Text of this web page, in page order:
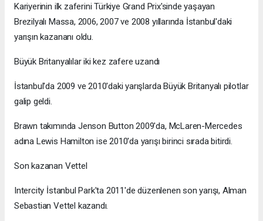
Kariyerinin ilk zaferini Türkiye Grand Prix'sinde yaşayan
Brezilyalı Massa, 2006, 2007 ve 2008 yıllarında İstanbul'daki
yarışın kazananı oldu.
Büyük Britanyalılar iki kez zafere uzandı
İstanbul'da 2009 ve 2010'daki yarışlarda Büyük Britanyalı pilotlar
galip geldi.
Brawn takımında Jenson Button 2009'da, McLaren-Mercedes
adına Lewis Hamilton ise 2010'da yarışı birinci sırada bitirdi.
Son kazanan Vettel
Intercity İstanbul Park'ta 2011'de düzenlenen son yarışı, Alman
Sebastian Vettel kazandı.